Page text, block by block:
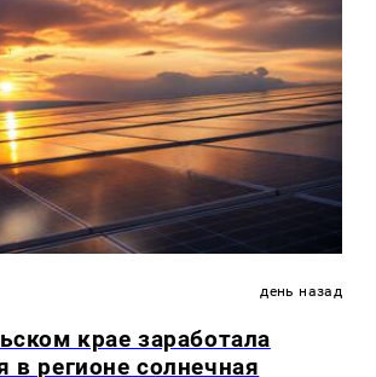
день назад
крае заработала
в регионе солнечная